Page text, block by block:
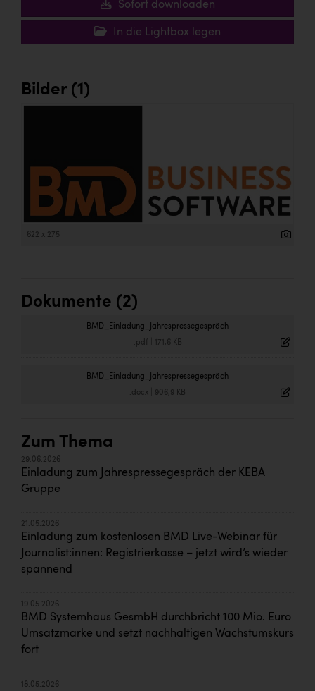
kontakt
Sofort downloaden
In die Lightbox legen
Bilder (1)
622 x 275
Dokumente (2)
BMD_Einladung_Jahrespressegespräch
.pdf 171,6 KB
BMD_Einladung_Jahrespressegespräch
.docx 906,9 KB
Zum Thema
29.06.2026
Einladung zum Jahrespressegespräch der KEBA
Gruppe
21.05.2026
Einladung zum kostenlosen BMD Live-Webinar für
Journalist:innen: Registrierkasse – jetzt wird’s wieder
spannend
19.05.2026
BMD Systemhaus GesmbH durchbricht 100 Mio. Euro
Umsatzmarke und setzt nachhaltigen Wachstumskurs
fort
18.05.2026